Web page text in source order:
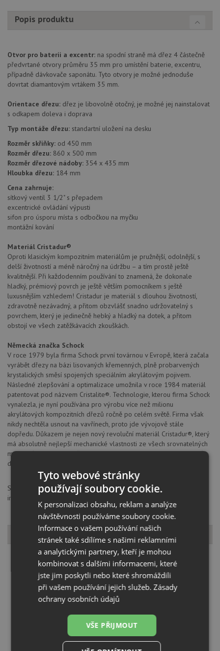
Popis produktu
Otvor pro baterii a excentr: na spodní straně má dřez 4 částečně
předvrtané otvory průměru 35 mm pro umístění baterie, excentru,
případně dávkovače saponátu. Tyto otvory je možné jednoduše
dovrtat diamantovým vrtákem 35 mm.
Orientace dřezu: dřez je libovolně otočný, je možné jej nainstalovat
s odkapem doleva i doprava
Typ montáže dřezu: standartní uložení na desku
Rozměr skříňky: od 450 mm
Rozměr dřezu: 860 x 500 mm
Rozměr dřezové nádoby: 354 x 435 mm
Hloubka dřezu: 184 mm
Cena zahrnuje:
sítkový ventil 3 1/2" s přepadem
excentrické ovládání výpusti
sifon pro úsporu místa s odbočkou na myčku
montážní kování
Materiál Cristadur®
Oproti klasickým kompozitním materiálům je pružnější, odolnější, s
delší životností a méně náročný na údržbu – a tím prostě ještě
kvalitnější. Při každodenním používání to znamená, že dokonale
hladký, prémiový povrch je ještě větším pomocníkem s ještě
luxusnějším vzhledem! Cristadur je materiál s dlouhou životností,
zdravotně nezávadný, a přitom obzvlášť snadno udržovatelný s
povrchem, který je jedinečně hebký a hladký na dotek, a přitom
obstojí ve všech zatěžkávacích zkouškách.
Německá značka Schock
V roce 1979 byla firma Schock první továrnou v Evropě, která začala
vyrábět dřezy na bázi lisovaných křemenných, plně probarvených
krystalických směsí spojených speciálním akrylátovým pojivem.
Následné zlepšování a optimalizace umožnila v roce 1984 materiál
patentovat pod názvem Cristalite®. Technologie, kterou firma Schock
vynalezla, je nyní používána pro výrobu více než milionu
akrylátových kompozitních dřezů ročně po celém světě. Firma však
nikdy nechtěla usnout na vavřínech, proto jde vývojově stále
dopředu. Důkazem je nejen nový revoluční materiál Cristadur®, který
má absolutně nejlepší mechanické vlastnosti ze všech srovnatelných
materiálů na trhu, ale i třeba trvalá antibakteriální úprava materiálů
díky zapuštěným iontům stříbra.
SCHOCK GmbH, Hofbauerstraße 1, 94209, Regen, Německo,
info@schock.de
Dostupné varianty
KOUPIT
Tyto webové stránky
používají soubory cookie.
K personalizaci obsahu, reklam a analýze
návštěvnosti používáme soubory cookie.
Informace o vašem používání našich
stránek také sdílíme s našimi reklamními
a analytickými partnery, kteří je mohou
kombinovat s dalšími informacemi, které
jste jim poskytli nebo které shromáždili
při vašem používání jejich služeb.Zásady
ochrany osobních údajů
VŠE PŘIJMOUT